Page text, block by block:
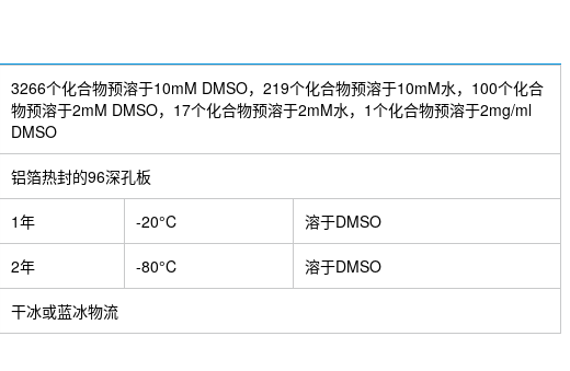
3266个化合物预溶于10mM DMSO，219个化合物预溶于10mM水，100个化合
物预溶于2mM DMSO，17个化合物预溶于2mM水，1个化合物预溶于2mg/ml
DMSO
铝箔热封的96深孔板
1年 -20°C 溶于DMSO
2年 -80°C 溶于DMSO
干冰或蓝冰物流